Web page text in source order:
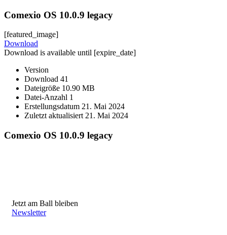
Comexio OS 10.0.9 legacy
[featured_image]
Download
Download is available until [expire_date]
Version
Download 41
Dateigröße 10.90 MB
Datei-Anzahl 1
Erstellungsdatum 21. Mai 2024
Zuletzt aktualisiert21. Mai 2024
Comexio OS 10.0.9 legacy
Jetzt am Ball bleiben
Newsletter